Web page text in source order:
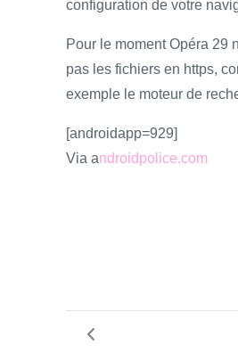
configuration de votre
Pour le moment Opéra 29
pas les fichiers en https,
exemple le moteur de
[androidapp=929]
Via androidpolice.com